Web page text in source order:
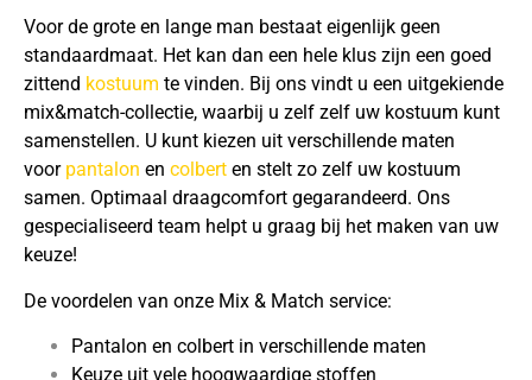
Voor de grote en lange man bestaat eigenlijk geen
standaardmaat. Het kan dan een hele klus zijn een goed
zittend kostuum te vinden. Bij ons vindt u een uitgekiende
mix&match-collectie, waarbij u zelf zelf uw kostuum kunt
samenstellen. U kunt kiezen uit verschillende maten
voor pantalon en colbert en stelt zo zelf uw kostuum
samen. Optimaal draagcomfort gegarandeerd. Ons
gespecialiseerd team helpt u graag bij het maken van uw
keuze!
De voordelen van onze Mix & Match service:
Pantalon en colbert in verschillende maten
Keuze uit vele hoogwaardige stoffen